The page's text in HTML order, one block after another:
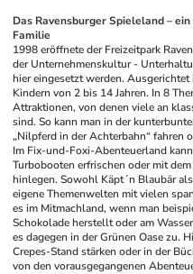
Das Ravensburger Spieleland –
Familie
1998 eröffnete der Freizeitpark
der Unternehmenskultur -
hier eingesetzt werden.
Kindern von 2 bis 14 Jahren. In 8
Attraktionen, von denen viele an
sind. So kann man in der
„Nilpferd in der Achterbahn“ fahren
Im Fix-und-Foxi-Abenteuerland
Turbobooten erfrischen oder mit
hinlegen. Sowohl Käpt´n Blaubär
eigene Themenwelten mit vielen
es im Mitmachland, wenn man
Schokolade herstellt oder am
es dagegen in der Grünen Oase zu.
Crepes-Stand stärken oder in der
von den vorausgegangenen